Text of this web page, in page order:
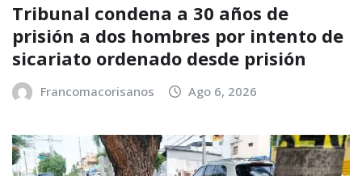
Tribunal condena a 30 años de
prisión a dos hombres por intento de
sicariato ordenado desde prisión
Francomacorisanos Ago 6, 2026